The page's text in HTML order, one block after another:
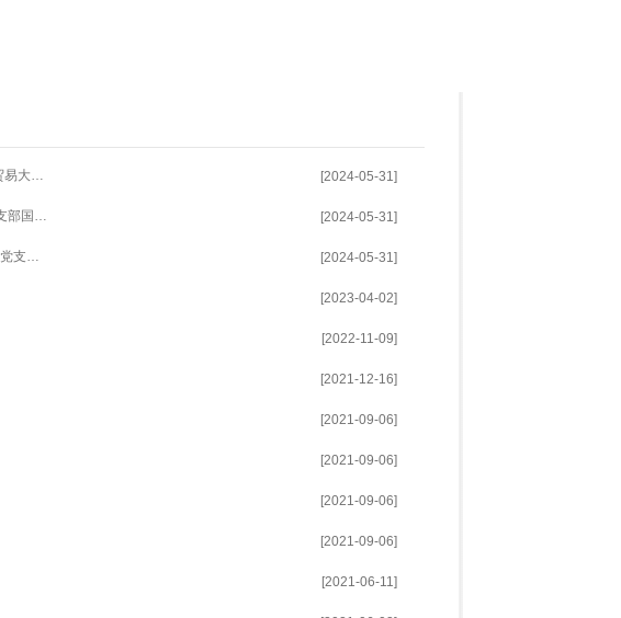
青年逢盛世，立功正当时 | 国际关系学院学生团代表热议对外经济贸易大学第十四次团代会 [2024-05-31]
【党团声颂】戎马卫国安，书香铸党魂——国际关系学院本科生党支部国家安全主题党日活动成功召开 [2024-05-31]
【党团声颂】高校社区“牵手”，共建共筑共赢 | 国际关系学院本科生党支部与东城区苏州社区开展共建活动 [2024-05-31]
[2023-04-02]
[2022-11-09]
[2021-12-16]
[2021-09-06]
[2021-09-06]
[2021-09-06]
[2021-09-06]
[2021-06-11]